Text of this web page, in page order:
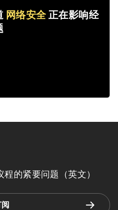
网络安全正在影响经
的紧要问题（英文）